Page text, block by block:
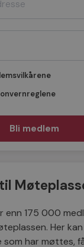
enn 175 000
Her
som har møttes,